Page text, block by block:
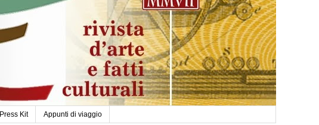
Press Kit Appunti di viaggio